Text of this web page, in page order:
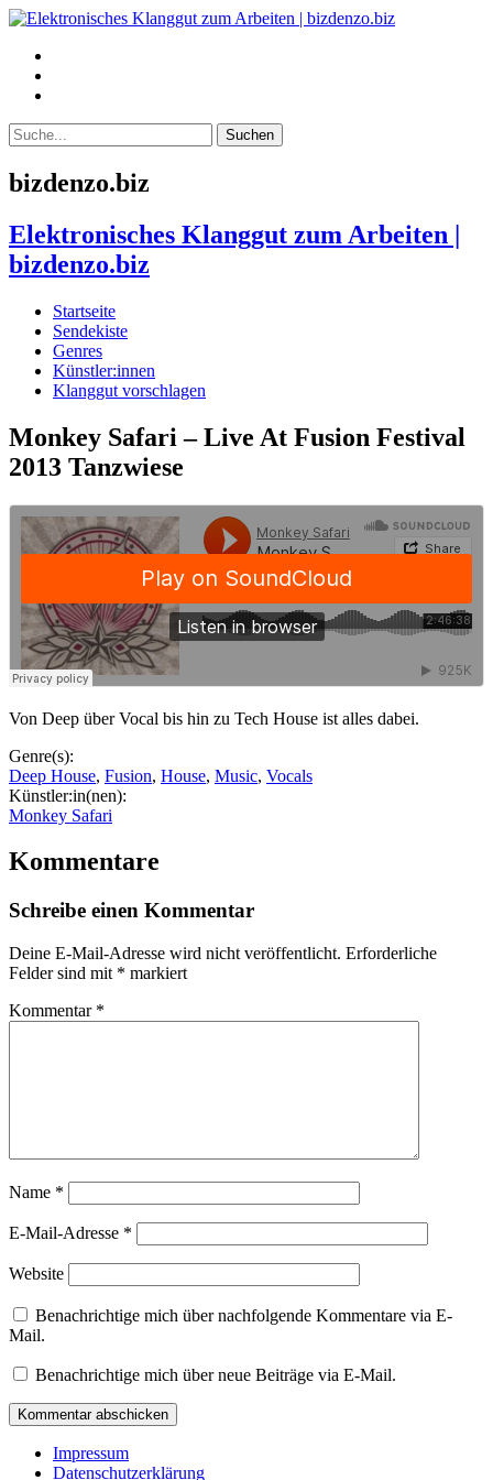
bizdenzo.biz
Elektronisches Klanggut zum Arbeiten |
bizdenzo.biz
Startseite
Sendekiste
Genres
Künstler:innen
Klanggut vorschlagen
Monkey Safari – Live At Fusion Festival
2013 Tanzwiese
Von Deep über Vocal bis hin zu Tech House ist alles dabei.
Genre(s):
Deep House, Fusion, House, Music, Vocals
Künstler:in(nen):
Monkey Safari
Kommentare
Schreibe einen Kommentar
Deine E-Mail-Adresse wird nicht veröffentlicht. Erforderliche
Felder sind mit * markiert
Kommentar *
Name *
E-Mail-Adresse *
Website
Benachrichtige mich über nachfolgende Kommentare via E-
Mail.
Benachrichtige mich über neue Beiträge via E-Mail.
Impressum
Datenschutzerklärung